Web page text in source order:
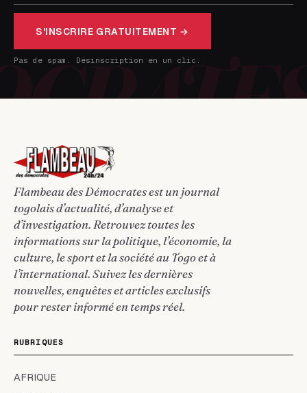
S'INSCRIRE GRATUITEMENT →
Pas de spam. Désinscription en un clic.
Flambeau des Démocrates est un journal
togolais d’actualité, d’analyse et
d’investigation. Retrouvez toutes les
informations sur la politique, l’économie, la
culture, le sport et la société au Togo et à
l’international. Suivez les dernières
nouvelles, enquêtes et articles exclusifs
pour rester informé en temps réel.
RUBRIQUES
AFRIQUE